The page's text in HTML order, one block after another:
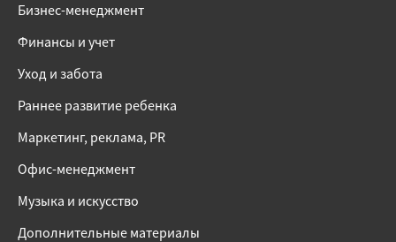
Бизнес-менеджмент
Финансы и учет
Уход и забота
Раннее развитие ребенка
Маркетинг, реклама, PR
Офис-менеджмент
Музыка и искусство
Дополнительные материалы